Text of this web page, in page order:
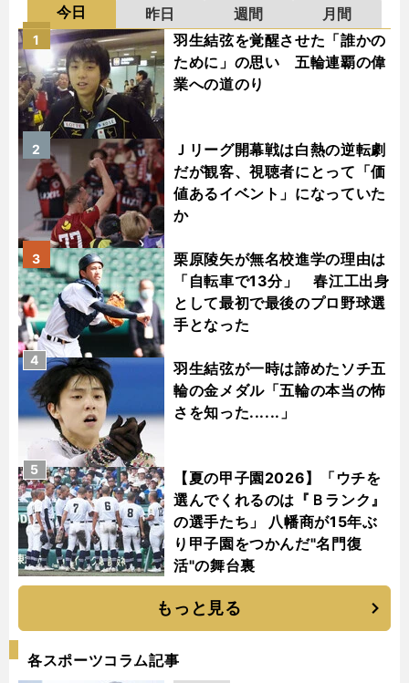
今日 昨日 週間
月間
羽生結弦を覚醒させた「誰かの
ために」の思い 五輪連覇の偉
業への道のり
1
Ｊリーグ開幕戦は白熱の逆転劇
だが観客、視聴者にとって「価
値あるイベント」になっていた
か
2
栗原陵矢が無名校進学の理由は
「自転車で13分」 春江工出身
として最初で最後のプロ野球選
手となった
3
羽生結弦が一時は諦めたソチ五
輪の金メダル「五輪の本当の怖
さを知った......」
4
【夏の甲子園2026】「ウチを
選んでくれるのは『Ｂランク』
の選手たち」 八幡商が15年ぶ
り甲子園をつかんだ"名門復
活"の舞台裏
5
もっと見る
各スポーツコラム記事